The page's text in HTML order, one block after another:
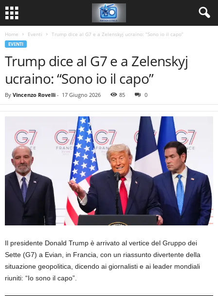
Home Eventi Trump dice al G7 e a Zelenskyj ucraino: “Sono io il capo”
EVENTI
Trump dice al G7 e a Zelenskyj
ucraino: “Sono io il capo”
By Vincenzo Rovelli - 17 Giugno 2026 85 0
Il presidente Donald Trump è arrivato al vertice del Gruppo dei
Sette (G7) a Evian, in Francia, con un riassunto divertente della
situazione geopolitica, dicendo ai giornalisti e ai leader mondiali
riuniti: “Io sono il capo”.